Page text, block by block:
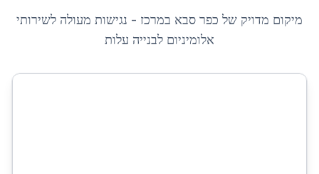
מיקום מדויק של כפר סבא במרכז - נגישות מעולה לשירותי
אלומיניום לבנייה עלות